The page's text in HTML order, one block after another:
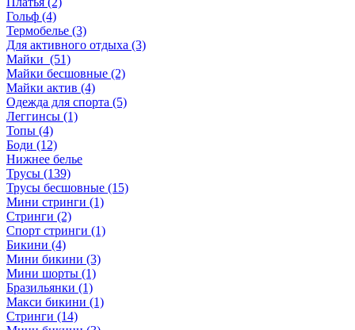
Гольф (4)
Термобелье (3)
Для активного отдыха (3)
Майки (51)
Майки бесшовные (2)
Майки актив (4)
Одежда для спорта (5)
Леггинсы (1)
Топы (4)
Боди (12)
Нижнее белье
Трусы (139)
Трусы бесшовные (15)
Мини стринги (1)
Стринги (2)
Спорт стринги (1)
Бикини (4)
Мини бикини (3)
Мини шорты (1)
Бразильянки (1)
Макси бикини (1)
Стринги (14)